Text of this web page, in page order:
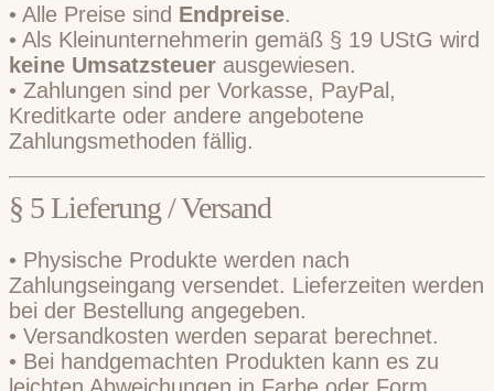
• Alle Preise sind Endpreise.
• Als Kleinunternehmerin gemäß § 19 UStG wird
keine Umsatzsteuer ausgewiesen.
• Zahlungen sind per Vorkasse, PayPal,
Kreditkarte oder andere angebotene
Zahlungsmethoden fällig.
§ 5 Lieferung / Versand
• Physische Produkte werden nach
Zahlungseingang versendet. Lieferzeiten werden
bei der Bestellung angegeben.
• Versandkosten werden separat berechnet.
• Bei handgemachten Produkten kann es zu